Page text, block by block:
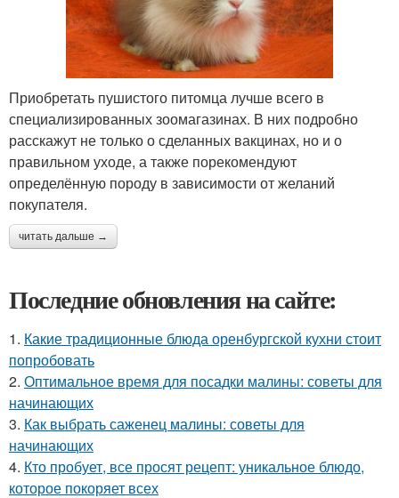
Приобретать пушистого питомца лучше всего в
специализированных зоомагазинах. В них подробно
расскажут не только о сделанных вакцинах, но и о
правильном уходе, а также порекомендуют
определённую породу в зависимости от желаний
покупателя.
читать дальше →
Последние обновления на сайте:
1. Какие традиционные блюда оренбургской кухни стоит
попробовать
2. Оптимальное время для посадки малины: советы для
начинающих
3. Как выбрать саженец малины: советы для
начинающих
4. Кто пробует, все просят рецепт: уникальное блюдо,
которое покоряет всех